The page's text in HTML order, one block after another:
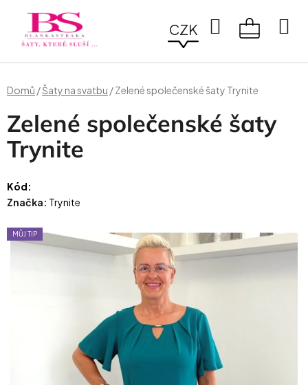
obsah
CZK
Hledat
Domů /Šaty na svatbu /Zelené společenské šaty Trynite
Zelené společenské šaty
Trynite
Kód:
Značka: Trynite
MŮJ TIP